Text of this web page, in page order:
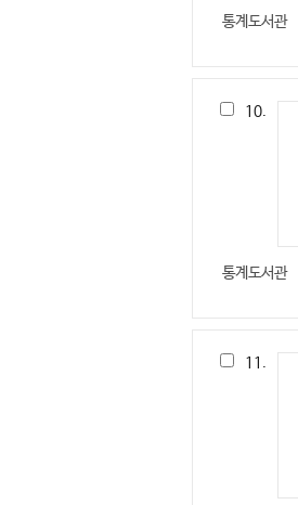
통계도서관
10.
통계도서관
11.